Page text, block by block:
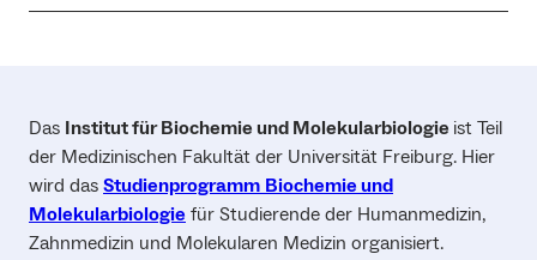
Das Institut für Biochemie und Molekularbiologie ist Teil
der Medizinischen Fakultät der Universität Freiburg. Hier
wird das Studienprogramm Biochemie und
Molekularbiologie für Studierende der Humanmedizin,
Zahnmedizin und Molekularen Medizin organisiert.